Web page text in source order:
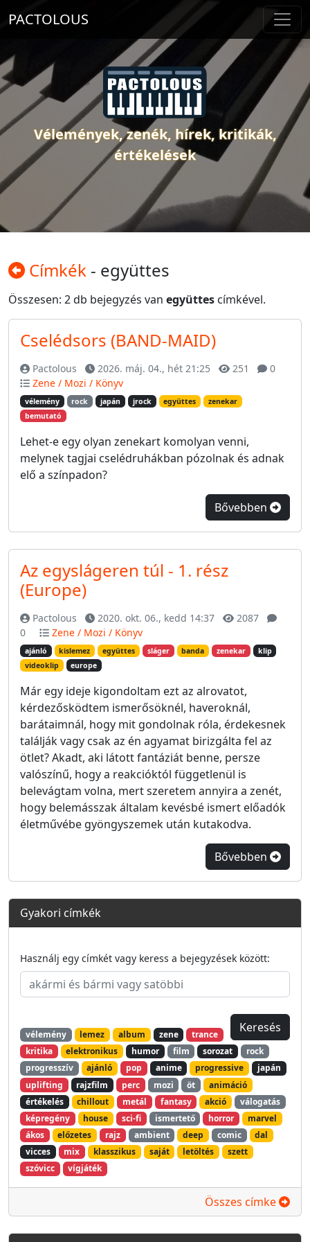
PACTOLOUS
Vélemények, zenék, hírek, kritikák,
értékelések
Címkék - együttes
Összesen: 2 db bejegyzés van együttes címkével.
Cselédsors (BAND-MAID)
Pactolous 2026. máj. 04., hét 21:25 251
0
Zene / Mozi / Könyv
vélemény rock japán jrock együttes
zenekar
bemutató
Lehet-e egy olyan zenekart komolyan venni,
melynek tagjai cselédruhákban pózolnak és adnak
elő a színpadon?
Bővebben
Az egyslágeren túl - 1. rész
(Europe)
Pactolous 2020. okt. 06., kedd 14:37
2087
0
Zene / Mozi / Könyv
ajánló kislemez együttes sláger banda zenekar
klip
videoklip
europe
Már egy ideje kigondoltam ezt az alrovatot,
kérdezősködtem ismerősöknél, haveroknál,
barátaimnál, hogy mit gondolnak róla, érdekesnek
találják vagy csak az én agyamat birizgálta fel az
ötlet? Akadt, aki látott fantáziát benne, persze
valószínű, hogy a reakcióktól függetlenül is
belevágtam volna, mert szeretem annyira a zenét,
hogy belemásszak általam kevésbé ismert előadók
életművébe gyöngyszemek után kutakodva.
Bővebben
Gyakori címkék
Használj egy címkét vagy keress a bejegyzések között:
vélemény lemez album zene
trance
kritika
elektronikus humor film sorozat
rock
progresszív
ajánló pop anime progressive
japán
uplifting
rajzfilm perc mozi öt
animáció
értékelés
chillout metál fantasy akció
válogatás
képregény
house sci-fi ismertető horror
marvel
ákos
előzetes rajz ambient deep comic
dal
vicces
mix klasszikus saját letöltés
szett
szóvicc
vígjáték
Összes címke